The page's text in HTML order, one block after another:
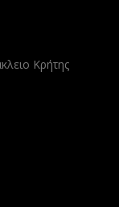
Κρήτης